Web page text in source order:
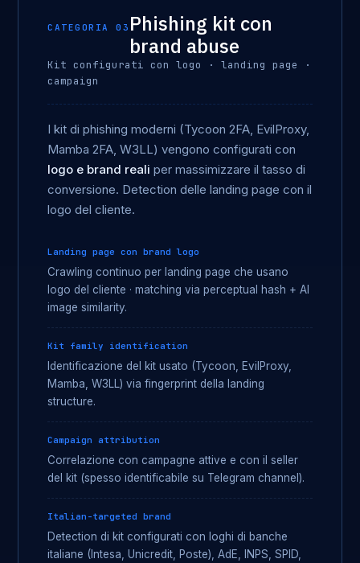
CATEGORIA 03 Phishing kit con
brand abuse
Kit configurati con logo · landing page ·
campaign
I kit di phishing moderni (Tycoon 2FA, EvilProxy,
Mamba 2FA, W3LL) vengono configurati con
logo e brand reali per massimizzare il tasso di
conversione. Detection delle landing page con il
logo del cliente.
Landing page con brand logo
Crawling continuo per landing page che usano
logo del cliente · matching via perceptual hash + AI
image similarity.
Kit family identification
Identificazione del kit usato (Tycoon, EvilProxy,
Mamba, W3LL) via fingerprint della landing
structure.
Campaign attribution
Correlazione con campagne attive e con il seller
del kit (spesso identificabile su Telegram channel).
Italian-targeted brand
Detection di kit configurati con loghi di banche
italiane (Intesa, Unicredit, Poste), AdE, INPS, SPID,